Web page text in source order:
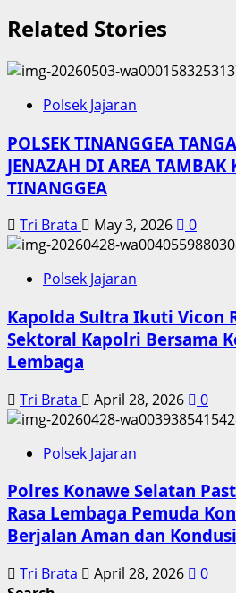
Related Stories
Polsek Jajaran
POLSEK TINANGGEA
JENAZAH DI AREA TAMBAK
TINANGGEA
Tri Brata May 3, 2026 0
Polsek Jajaran
Kapolda Sultra Ikuti Vicon
Sektoral Kapolri Bersama
Lembaga
Tri Brata April 28, 2026 0
Polsek Jajaran
Polres Konawe Selatan
Rasa Lembaga Pemuda
Berjalan Aman dan
Tri Brata April 28, 2026
0